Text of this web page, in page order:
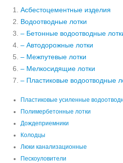
Асбестоцементные изделия
Водоотводные лотки
– Бетонные водоотводные
– Автодорожные лотки
– Межпутевые лотки
– Мелкосидящие лотки
– Пластиковые водоотводные
Пластиковые усиленные
Полимербетонные лотки
Дождеприемники
Колодцы
Люки канализационные
Пескоуловители